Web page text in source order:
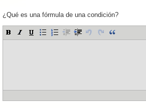
¿Qué es una fórmula de una condición?